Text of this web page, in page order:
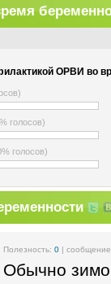
ОРВИ во
голосов)
голосов)
Полезность: 0 |
Обычно